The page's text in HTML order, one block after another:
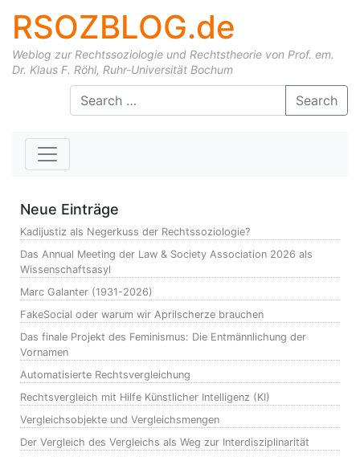
RSOZBLOG.de
Weblog zur Rechtssoziologie und Rechtstheorie von Prof. em.
Dr. Klaus F. Röhl, Ruhr-Universität Bochum
Skip to content Search
Neue Einträge
Kadijustiz als Negerkuss der Rechtssoziologie?
Das Annual Meeting der Law & Society Association 2026 als
Wissenschaftsasyl
Marc Galanter (1931-2026)
FakeSocial oder warum wir Aprilscherze brauchen
Das finale Projekt des Feminismus: Die Entmännlichung der
Vornamen
Automatisierte Rechtsvergleichung
Rechtsvergleich mit Hilfe Künstlicher Intelligenz (KI)
Vergleichsobjekte und Vergleichsmengen
Der Vergleich des Vergleichs als Weg zur Interdisziplinarität